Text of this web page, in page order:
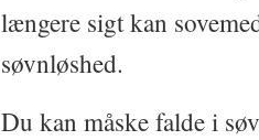
længere sigt kan
søvnløshed.
Du kan måske falde i